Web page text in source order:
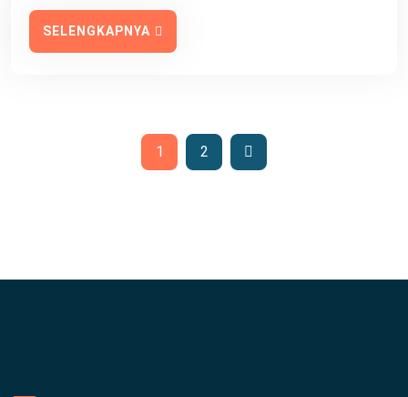
SELENGKAPNYA
1 2